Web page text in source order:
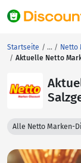
Startseite
Netto
Aktuelle Netto
Alle Netto Marken-